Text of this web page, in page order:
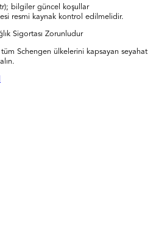
bilgiler güncel koşullar
resmi kaynak kontrol edilmelidir.
Sigortası Zorunludur
Schengen ülkelerini kapsayan seyahat